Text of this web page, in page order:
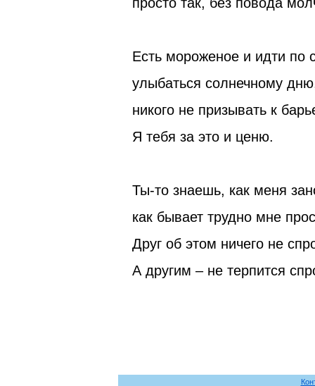
Есть мороженое и идти по
улыбаться солнечному
никого не призывать к
Я тебя за это и ценю.
Ты-то знаешь, как меня
как бывает трудно мне
Друг об этом ничего не
А другим – не терпится